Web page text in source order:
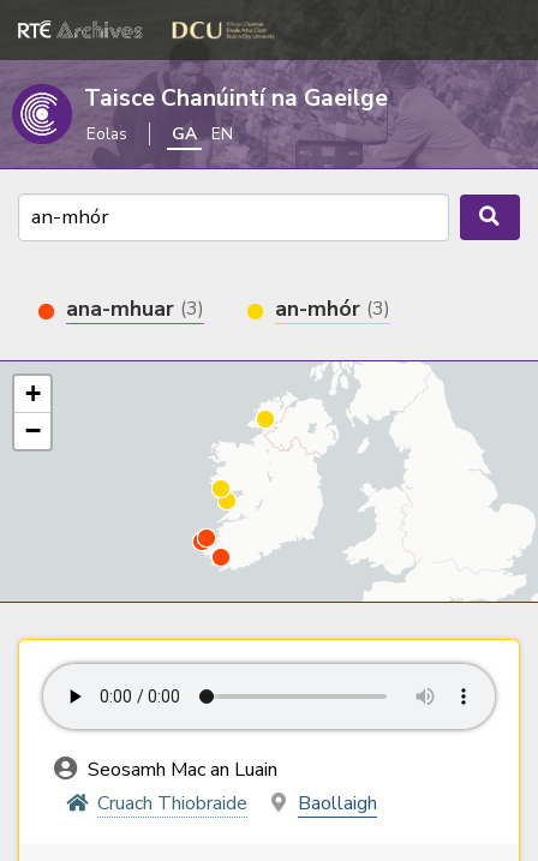
Taisce Chanúintí na Gaeilge
Eolas GA EN
ana-mhuar (3) an-mhór (3)
+
−
Seosamh Mac an Luain
Cruach Thiobraide
Baollaigh